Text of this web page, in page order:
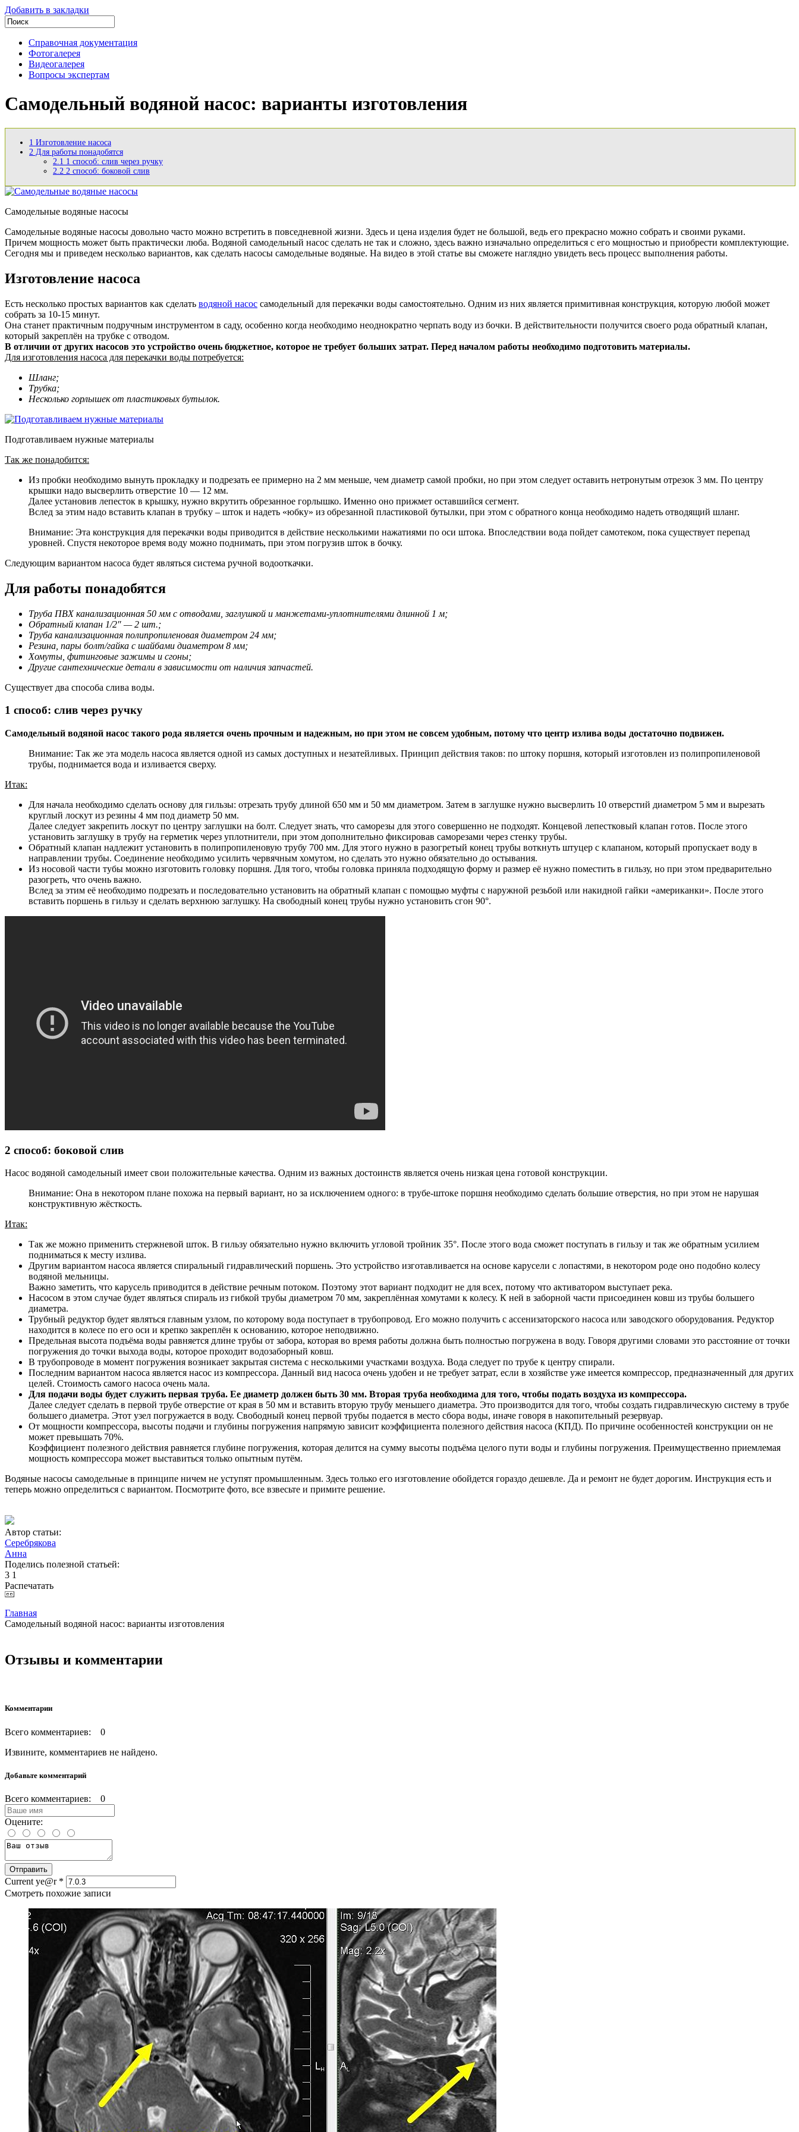
Добавить в закладки
Справочная документация
Фотогалерея
Видеогалерея
Вопросы экспертам
Самодельный водяной насос: варианты изготовления
1 Изготовление насоса
2 Для работы понадобятся
2.1 1 способ: слив через ручку
2.2 2 способ: боковой слив
Самодельные водяные насосы
Самодельные водяные насосы довольно часто можно встретить в повседневной жизни. Здесь и цена изделия будет не большой, ведь его прекрасно можно собрать и своими руками.
Причем мощность может быть практически люба. Водяной самодельный насос сделать не так и сложно, здесь важно изначально определиться с его мощностью и приобрести комплектующие.
Сегодня мы и приведем несколько вариантов, как сделать насосы самодельные водяные. На видео в этой статье вы сможете наглядно увидеть весь процесс выполнения работы.
Изготовление насоса
Есть несколько простых вариантов как сделать водяной насос самодельный для перекачки воды самостоятельно. Одним из них является примитивная конструкция, которую любой может
собрать за 10-15 минут.
Она станет практичным подручным инструментом в саду, особенно когда необходимо неоднократно черпать воду из бочки. В действительности получится своего рода обратный клапан,
который закреплён на трубке с отводом.
В отличии от других насосов это устройство очень бюджетное, которое не требует больших затрат. Перед началом работы необходимо подготовить материалы.
Для изготовления насоса для перекачки воды потребуется:
Шланг;
Трубка;
Несколько горлышек от пластиковых бутылок.
Подготавливаем нужные материалы
Так же понадобится:
Из пробки необходимо вынуть прокладку и подрезать ее примерно на 2 мм меньше, чем диаметр самой пробки, но при этом следует оставить нетронутым отрезок 3 мм. По центру
крышки надо высверлить отверстие 10 — 12 мм.
Далее установив лепесток в крышку, нужно вкрутить обрезанное горлышко. Именно оно прижмет оставшийся сегмент.
Вслед за этим надо вставить клапан в трубку – шток и надеть «юбку» из обрезанной пластиковой бутылки, при этом с обратного конца необходимо надеть отводящий шланг.
Внимание: Эта конструкция для перекачки воды приводится в действие несколькими нажатиями по оси штока. Впоследствии вода пойдет самотеком, пока существует перепад
уровней. Спустя некоторое время воду можно поднимать, при этом погрузив шток в бочку.
Следующим вариантом насоса будет являться система ручной водооткачки.
Для работы понадобятся
Труба ПВХ канализационная 50 мм с отводами, заглушкой и манжетами-уплотнителями длинной 1 м;
Обратный клапан 1/2″ — 2 шт.;
Труба канализационная полипропиленовая диаметром 24 мм;
Резина, пары болт/гайка с шайбами диаметром 8 мм;
Хомуты, фитинговые зажимы и сгоны;
Другие сантехнические детали в зависимости от наличия запчастей.
Существует два способа слива воды.
1 способ: слив через ручку
Самодельный водяной насос такого рода является очень прочным и надежным, но при этом не совсем удобным, потому что центр излива воды достаточно подвижен.
Внимание: Так же эта модель насоса является одной из самых доступных и незатейливых. Принцип действия таков: по штоку поршня, который изготовлен из полипропиленовой
трубы, поднимается вода и изливается сверху.
Итак:
Для начала необходимо сделать основу для гильзы: отрезать трубу длиной 650 мм и 50 мм диаметром. Затем в заглушке нужно высверлить 10 отверстий диаметром 5 мм и вырезать
круглый лоскут из резины 4 мм под диаметр 50 мм.
Далее следует закрепить лоскут по центру заглушки на болт. Следует знать, что саморезы для этого совершенно не подходят. Концевой лепестковый клапан готов. После этого
установить заглушку в трубу на герметик через уплотнители, при этом дополнительно фиксировав саморезами через стенку трубы.
Обратный клапан надлежит установить в полипропиленовую трубу 700 мм. Для этого нужно в разогретый конец трубы воткнуть штуцер с клапаном, который пропускает воду в
направлении трубы. Соединение необходимо усилить червячным хомутом, но сделать это нужно обязательно до остывания.
Из носовой части тубы можно изготовить головку поршня. Для того, чтобы головка приняла подходящую форму и размер её нужно поместить в гильзу, но при этом предварительно
разогреть, что очень важно.
Вслед за этим её необходимо подрезать и последовательно установить на обратный клапан с помощью муфты с наружной резьбой или накидной гайки «американки». После этого
вставить поршень в гильзу и сделать верхнюю заглушку. На свободный конец трубы нужно установить сгон 90°.
2 способ: боковой слив
Насос водяной самодельный имеет свои положительные качества. Одним из важных достоинств является очень низкая цена готовой конструкции.
Внимание: Она в некотором плане похожа на первый вариант, но за исключением одного: в трубе-штоке поршня необходимо сделать большие отверстия, но при этом не нарушая
конструктивную жёсткость.
Итак:
Так же можно применить стержневой шток. В гильзу обязательно нужно включить угловой тройник 35°. После этого вода сможет поступать в гильзу и так же обратным усилием
подниматься к месту излива.
Другим вариантом насоса является спиральный гидравлический поршень. Это устройство изготавливается на основе карусели с лопастями, в некотором роде оно подобно колесу
водяной мельницы.
Важно заметить, что карусель приводится в действие речным потоком. Поэтому этот вариант подходит не для всех, потому что активатором выступает река.
Насосом в этом случае будет являться спираль из гибкой трубы диаметром 70 мм, закреплённая хомутами к колесу. К ней в заборной части присоединен ковш из трубы большего
диаметра.
Трубный редуктор будет являться главным узлом, по которому вода поступает в трубопровод. Его можно получить с ассенизаторского насоса или заводского оборудования. Редуктор
находится в колесе по его оси и крепко закреплён к основанию, которое неподвижно.
Предельная высота подъёма воды равняется длине трубы от забора, которая во время работы должна быть полностью погружена в воду. Говоря другими словами это расстояние от точки
погружения до точки выхода воды, которое проходит водозаборный ковш.
В трубопроводе в момент погружения возникает закрытая система с несколькими участками воздуха. Вода следует по трубе к центру спирали.
Последним вариантом насоса является насос из компрессора. Данный вид насоса очень удобен и не требует затрат, если в хозяйстве уже имеется компрессор, предназначенный для других
целей. Стоимость самого насоса очень мала.
Для подачи воды будет служить первая труба. Ее диаметр должен быть 30 мм. Вторая труба необходима для того, чтобы подать воздуха из компрессора.
Далее следует сделать в первой трубе отверстие от края в 50 мм и вставить вторую трубу меньшего диаметра. Это производится для того, чтобы создать гидравлическую систему в трубе
большего диаметра. Этот узел погружается в воду. Свободный конец первой трубы подается в место сбора воды, иначе говоря в накопительный резервуар.
От мощности компрессора, высоты подачи и глубины погружения напрямую зависит коэффициента полезного действия насоса (КПД). По причине особенностей конструкции он не
может превышать 70%.
Коэффициент полезного действия равняется глубине погружения, которая делится на сумму высоты подъёма целого пути воды и глубины погружения. Преимущественно приемлемая
мощность компрессора может выставиться только опытным путём.
Водяные насосы самодельные в принципе ничем не уступят промышленным. Здесь только его изготовление обойдется гораздо дешевле. Да и ремонт не будет дорогим. Инструкция есть и
теперь можно определиться с вариантом. Посмотрите фото, все взвесьте и примите решение.
Автор статьи:
Серебрякова
Анна
Поделись полезной статьей:
3 1
Распечатать
Главная
Самодельный водяной насос: варианты изготовления
Отзывы и комментарии
Комментарии
Всего комментариев: 0
Извините, комментариев не найдено.
Добавьте комментарий
Всего комментариев: 0
Оцените:
Current ye@r *
Смотреть похожие записи